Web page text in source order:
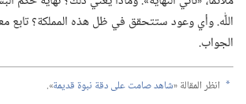
اللّٰه.‏ وأي وعود ستتحقق في ظل هذه المملكة؟‏ تابع
الجواب.‏
a انظر المقالة «‏شاهد صامت على دقة نبوة قديمة‏».‏